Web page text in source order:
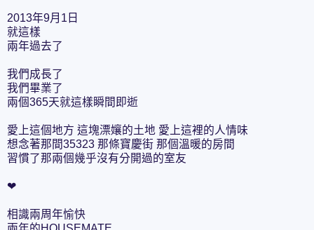
2013年9月1日
就這樣
兩年過去了
我們成長了
我們畢業了
兩個365天就這樣瞬間即逝
愛上這個地方 這塊漂孃的土地 愛上這裡的人情味
想念著那間35323 那條寶慶街 那個溫暖的房間
習慣了那兩個幾乎沒有分開過的室友
❤
相識兩周年愉快